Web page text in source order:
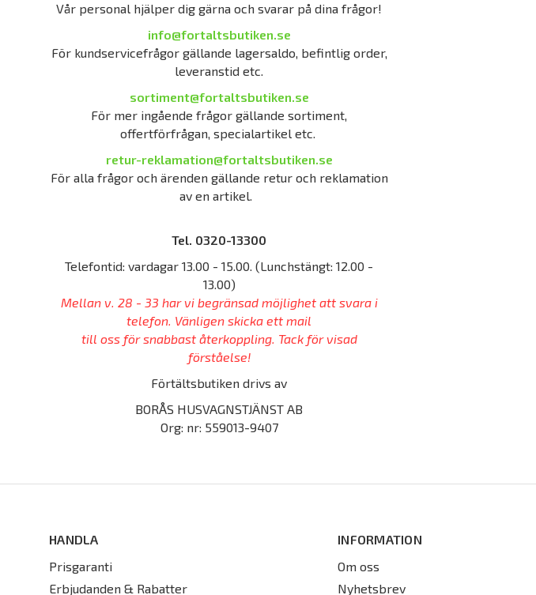
Vår personal hjälper dig gärna och svarar på dina frågor!
info@fortaltsbutiken.se
För kundservicefrågor gällande lagersaldo, befintlig order,
leveranstid etc.
sortiment@fortaltsbutiken.se
För mer ingående frågor gällande sortiment,
offertförfrågan, specialartikel etc.
retur-reklamation@fortaltsbutiken.se
För alla frågor och ärenden gällande retur och reklamation
av en artikel.
Tel. 0320-13300
Telefontid: vardagar 13.00 - 15.00. (Lunchstängt: 12.00 -
13.00)
Mellan v. 28 - 33 har vi begränsad möjlighet att svara i
telefon. Vänligen skicka ett mail
till oss för snabbast återkoppling. Tack för visad
förståelse!
Förtältsbutiken drivs av
BORÅS HUSVAGNSTJÄNST AB
Org: nr: 559013-9407
HANDLA
Prisgaranti
Erbjudanden & Rabatter
INFORMATION
Om oss
Nyhetsbrev